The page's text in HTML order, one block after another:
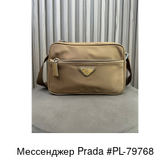
Мессенджер Prada #PL-79768